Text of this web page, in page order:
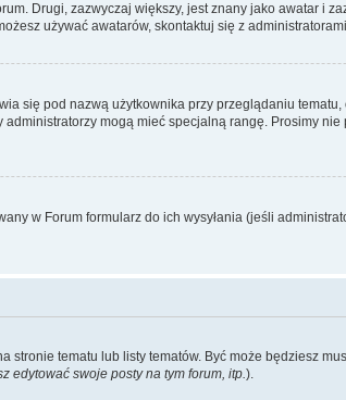
Drugi, zazwyczaj większy, jest znany jako awatar
używać awatarów, skontaktuj się z
się pod nazwą użytkownika przy przeglądaniu
mogą mieć specjalną rangę. Prosimy
w Forum formularz do ich wysyłania (jeśli
tematu lub listy tematów. Być może będziesz
edytować swoje posty na tym forum, itp.).